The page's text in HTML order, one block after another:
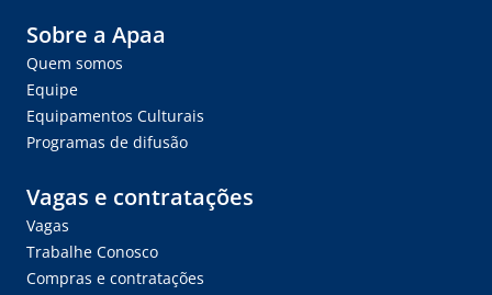
Sobre a Apaa
Quem somos
Equipe
Equipamentos Culturais
Programas de difusão
Vagas e contratações
Vagas
Trabalhe Conosco
Compras e contratações